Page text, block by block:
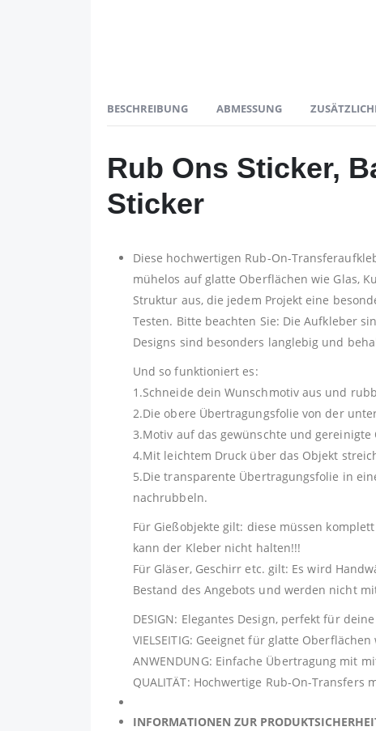
BESCHREIBUNG ABMESSUNG
Rub Ons Sticker,
Sticker
Diese hochwertigen Rub-On-
mühelos auf glatte Oberflächen wie Glas,
Struktur aus, die jedem Projekt eine
Testen. Bitte beachten Sie: Die Aufkleber
Designs sind besonders langlebig und
Und so funktioniert es:
1.Schneide dein Wunschmotiv aus und
2.Die obere Übertragungsfolie von der
3.Motiv auf das gewünschte und
4.Mit leichtem Druck über das Objekt
5.Die transparente Übertragungsfolie in
nachrubbeln.
Für Gießobjekte gilt: diese müssen
kann der Kleber nicht halten!!!
Für Gläser, Geschirr etc. gilt: Es wird
Bestand des Angebots und werden nicht
DESIGN: Elegantes Design, perfekt für
VIELSEITIG: Geeignet für glatte
ANWENDUNG: Einfache Übertragung mit
QUALITÄT: Hochwertige Rub-On-
INFORMATIONEN ZUR